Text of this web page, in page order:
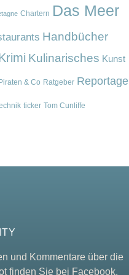
Chartern Das Meer
Handbücher
Kulinarisches Kunst
& Co Ratgeber Reportage
ticker Tom Cunliffe
und Kommentare über die
finden Sie bei Facebook.